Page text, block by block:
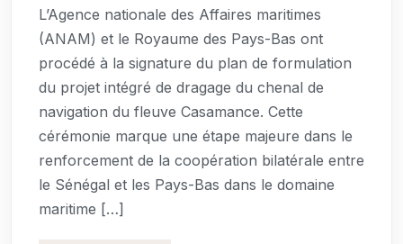
L’Agence nationale des Affaires maritimes
(ANAM) et le Royaume des Pays-Bas ont
procédé à la signature du plan de formulation
du projet intégré de dragage du chenal de
navigation du fleuve Casamance. Cette
cérémonie marque une étape majeure dans le
renforcement de la coopération bilatérale entre
le Sénégal et les Pays-Bas dans le domaine
maritime […]